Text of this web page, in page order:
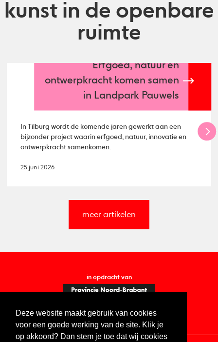
Deze website maakt gebruik van cookies
voor een goede werking van de site. Klik je
op akkoord? Dan stem je toe dat wij cookies
kunst in de openbare
ruimte
Erfgoed, natuur en
ontwerpkracht komen samen
in Landpark Pauwels
In Tilburg wordt de komende jaren gewerkt aan een
bijzonder project waarin erfgoed, natuur, innovatie en
ontwerpkracht samenkomen.
25 juni 2026
meer artikelen
in opdracht van